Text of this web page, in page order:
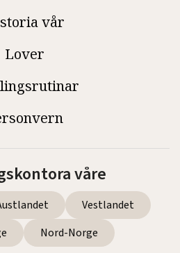
vår
Lover
våre
Vestlandet
Nord-Norge